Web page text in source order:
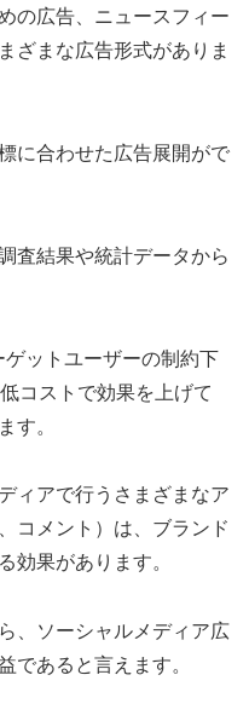
の広告、ニュースフィー
ざまな広告形式がありま
に合わせた広告展開がで
査結果や統計データから
ットユーザーの制約下
コストで効果を上げて
す。
ィアで行うさまざまなア
コメント）は、ブランド
効果があります。
、ソーシャルメディア広
であると言えます。